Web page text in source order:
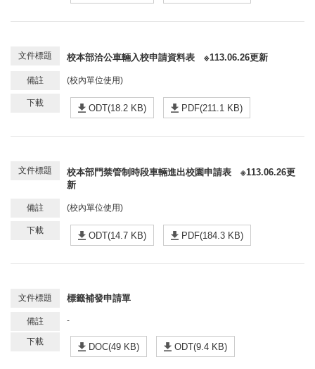
校本部洽公車輛入校申請資料表 ※113.06.26更新
(校內單位使用)
ODT(18.2 KB) PDF(211.1 KB)
校本部門禁管制時段車輛進出校園申請表 ※113.06.26更
新
(校內單位使用)
ODT(14.7 KB) PDF(184.3 KB)
標籤補發申請單
-
DOC(49 KB) ODT(9.4 KB)